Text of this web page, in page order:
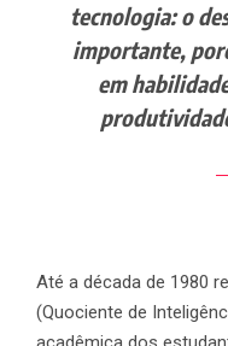
tecnologia: o
importante,
em
Até a década de 1980
(Quociente de